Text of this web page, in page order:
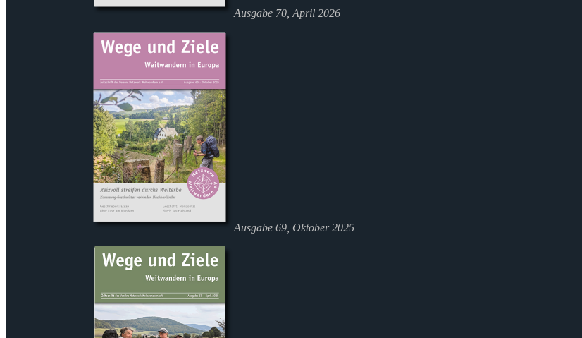
Ausgabe 70, April 2026
Ausgabe 69, Oktober 2025